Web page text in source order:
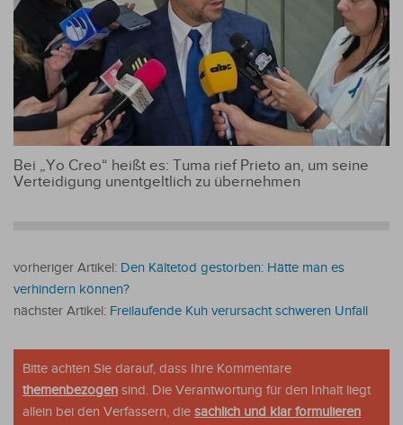
Bei „Yo Creo“ heißt es: Tuma rief Prieto an, um seine
Verteidigung unentgeltlich zu übernehmen
vorheriger Artikel: Den Kältetod gestorben: Hätte man es
verhindern können?
nächster Artikel: Freilaufende Kuh verursacht schweren Unfall
Bitte achten Sie darauf, dass Ihre Kommentare
themenbezogen sind. Die Verantwortung für den Inhalt liegt
allein bei den Verfassern, die sachlich und klar formulieren